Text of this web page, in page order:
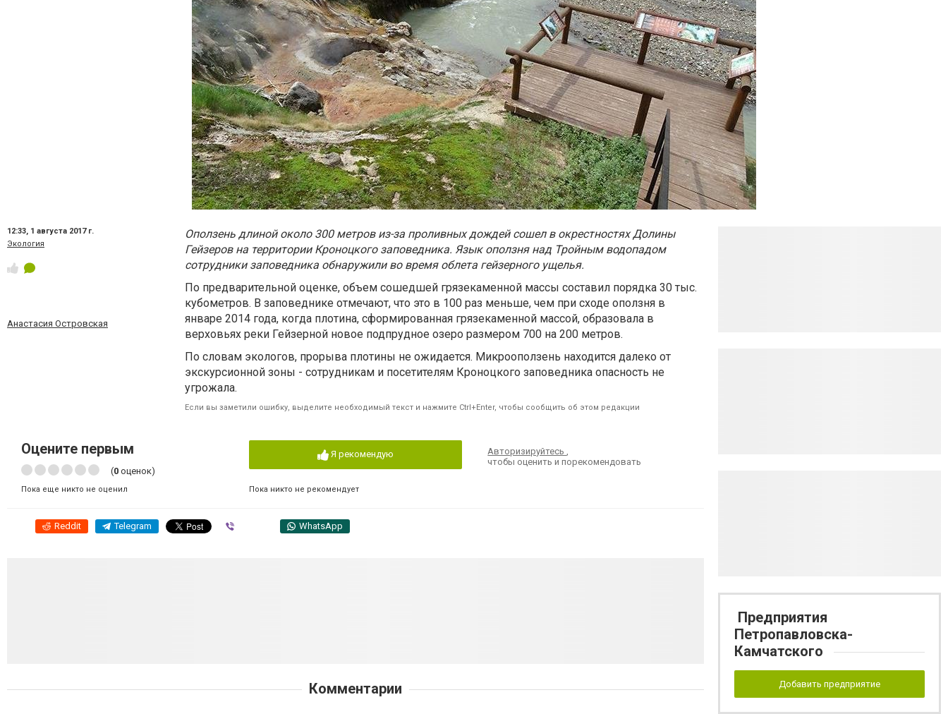
12:33, 1 августа 2017 г.
Экология
Анастасия Островская
Оползень длиной около 300 метров из-за проливных дождей сошел в окрестностях Долины
Гейзеров на территории Кроноцкого заповедника. Язык оползня над Тройным водопадом
сотрудники заповедника обнаружили во время облета гейзерного ущелья.
По предварительной оценке, объем сошедшей грязекаменной массы составил порядка 30 тыс.
кубометров. В заповеднике отмечают, что это в 100 раз меньше, чем при сходе оползня в
январе 2014 года, когда плотина, сформированная грязекаменной массой, образовала в
верховьях реки Гейзерной новое подпрудное озеро размером 700 на 200 метров.
По словам экологов, прорыва плотины не ожидается. Микрооползень находится далеко от
экскурсионной зоны - сотрудникам и посетителям Кроноцкого заповедника опасность не
угрожала.
Если вы заметили ошибку, выделите необходимый текст и нажмите Ctrl+Enter, чтобы сообщить об этом редакции
Оцените первым
(0 оценок)
Пока еще никто не оценил
Я рекомендую
Пока никто не рекомендует
Авторизируйтесь,
чтобы оценить и порекомендовать
Reddit Telegram WhatsApp
Комментарии
Предприятия
Петропавловска-
Камчатского
Добавить предприятие